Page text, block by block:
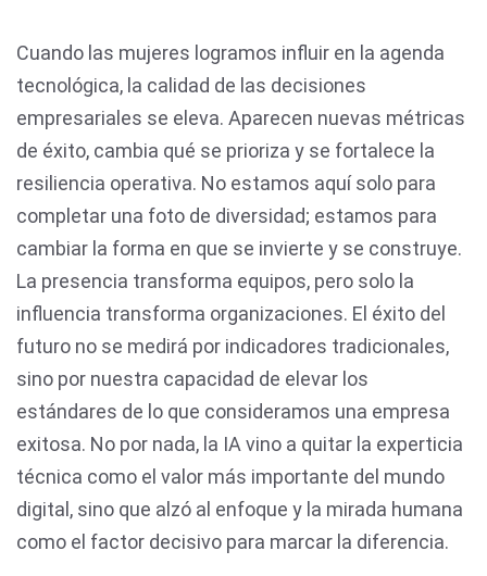
Cuando las mujeres logramos influir en la agenda
tecnológica, la calidad de las decisiones
empresariales se eleva. Aparecen nuevas métricas
de éxito, cambia qué se prioriza y se fortalece la
resiliencia operativa. No estamos aquí solo para
completar una foto de diversidad; estamos para
cambiar la forma en que se invierte y se construye.
La presencia transforma equipos, pero solo la
influencia transforma organizaciones. El éxito del
futuro no se medirá por indicadores tradicionales,
sino por nuestra capacidad de elevar los
estándares de lo que consideramos una empresa
exitosa. No por nada, la IA vino a quitar la experticia
técnica como el valor más importante del mundo
digital, sino que alzó al enfoque y la mirada humana
como el factor decisivo para marcar la diferencia.